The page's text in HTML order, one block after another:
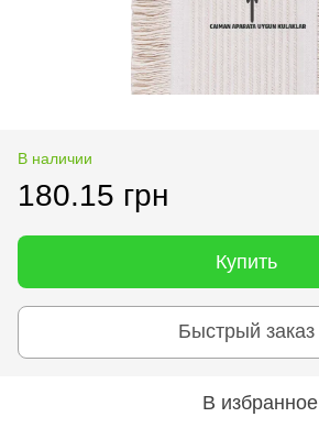
В наличии
180.15 грн
Купить
Быстрый заказ
В избранное